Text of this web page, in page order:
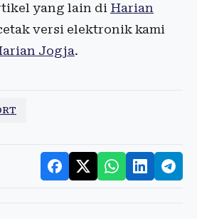
yang lain di Harian
versi elektronik kami
Jogja.